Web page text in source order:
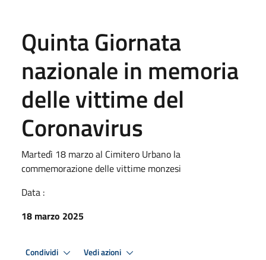
Quinta Giornata
nazionale in memoria
delle vittime del
Coronavirus
Martedì 18 marzo al Cimitero Urbano la
commemorazione delle vittime monzesi
Data :
18 marzo 2025
Condividi Vedi azioni